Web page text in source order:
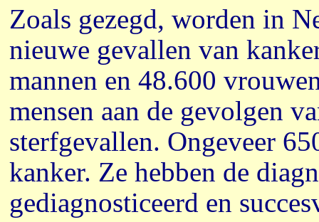
Zoals gezegd, worden in
nieuwe gevallen van
mannen en 48.600
mensen aan de gevolgen
sterfgevallen. Ongeveer
kanker. Ze hebben de
gediagnosticeerd en